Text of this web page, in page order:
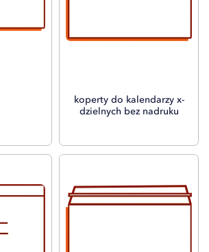
koperty do kalendarzy x-
dzielnych bez nadruku